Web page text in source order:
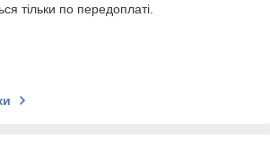
тільки по передоплаті.